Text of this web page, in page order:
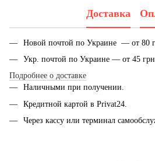
Доставка
Новой почтой по Украине — от 80
Укр. почтой по Украине — от 45 грн.
Подробнее о доставке
Наличными при получении.
Кредитной картой в Privat24.
Через кассу или терминал